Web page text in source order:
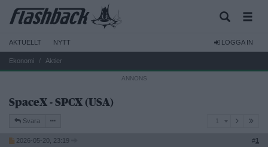
AKTUELLT NYTT LOGGA IN
Ekonomi Aktier
SpaceX - SPCX (USA)
Svara
2026-05-20, 23:19 #1